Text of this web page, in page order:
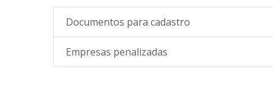
Documentos para cadastro
Empresas penalizadas